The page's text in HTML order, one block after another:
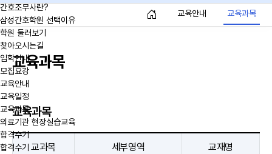
간호조무사란?
삼성간호학원 선택이유
학원 둘러보기
찾아오시는길
입학안내
모집요강
교육안내
교육일정
교육과목
의료기관 현장실습교육
합격수기
합격수기
교육안내 교육과목
교육과목
교육과목
교과목 세부영역 교재명